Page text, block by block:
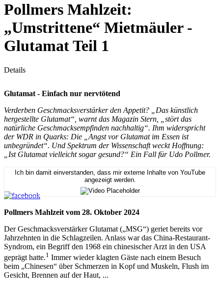
Pollmers Mahlzeit:
„Umstrittene“ Mietmäuler -
Glutamat Teil 1
Details
Glutamat - Einfach nur nervtötend
Verderben Geschmacksverstärker den Appetit? „Das künstlich
hergestellte Glutamat“, warnt das Magazin Stern, „stört das
natürliche Geschmacksempfinden nachhaltig“. Ihm widerspricht
der WDR in Quarks: Die „Angst vor Glutamat im Essen ist
unbegründet“. Und Spektrum der Wissenschaft weckt Hoffnung:
„Ist Glutamat vielleicht sogar gesund?“ Ein Fall für Udo Pollmer.
Ich bin damit einverstanden, dass mir externe Inhalte von YouTube
angezeigt werden.
Pollmers Mahlzeit vom 28. Oktober 2024
Der Geschmacksverstärker Glutamat („MSG“) geriet bereits vor
Jahrzehnten in die Schlagzeilen. Anlass war das China-Restaurant-
Syndrom, ein Begriff den 1968 ein chinesischer Arzt in den USA
geprägt hatte.1 Immer wieder klagten Gäste nach einem Besuch
beim „Chinesen“ über Schmerzen in Kopf und Muskeln, Flush im
Gesicht, Brennen auf der Haut, ...